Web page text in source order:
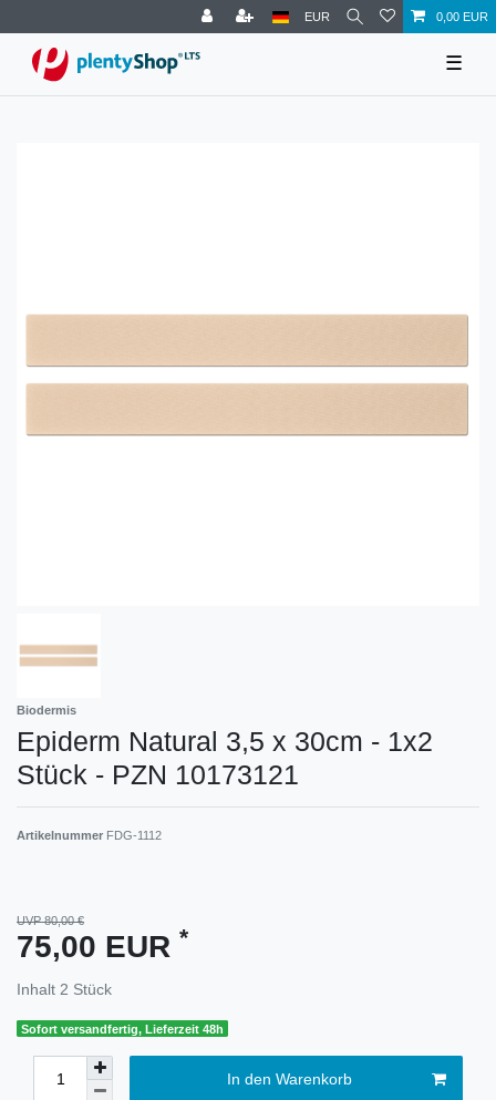
EUR 0,00 EUR
☰
Biodermis
Epiderm Natural 3,5 x 30cm - 1x2
Stück - PZN 10173121
Artikelnummer FDG-1112
UVP 80,00 €
75,00 EUR *
Inhalt 2 Stück
Sofort versandfertig, Lieferzeit 48h
In den Warenkorb